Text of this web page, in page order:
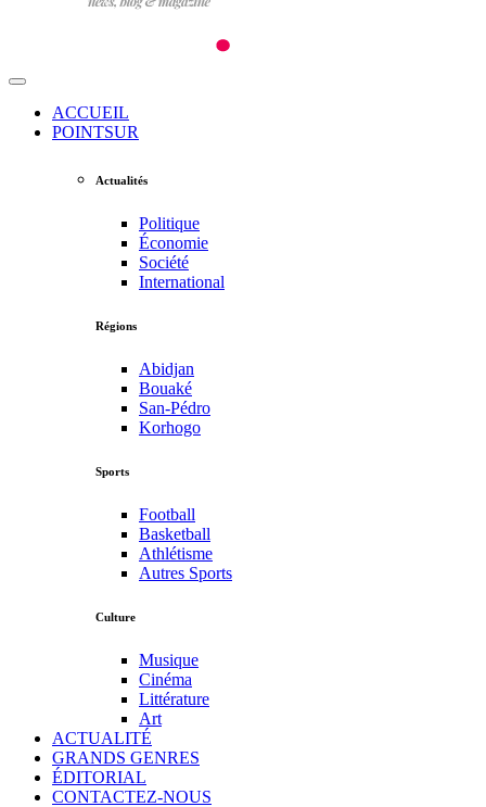
ACCUEIL
POINTSUR
Actualités
Politique
Économie
Société
International
Régions
Abidjan
Bouaké
San-Pédro
Korhogo
Sports
Football
Basketball
Athlétisme
Autres Sports
Culture
Musique
Cinéma
Littérature
Art
ACTUALITÉ
GRANDS GENRES
ÉDITORIAL
CONTACTEZ-NOUS